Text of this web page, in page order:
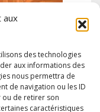
aux
des technologies
aux informations des
nous permettra de
de navigation ou les ID
ou de retirer son
caractéristiques